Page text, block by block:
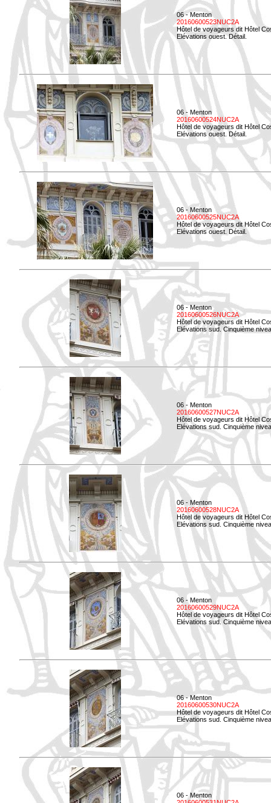
06 - Menton
20160600523NUC2A
Hôtel de voyageurs dit Hôtel
Elévations ouest. Détail.
06 - Menton
20160600524NUC2A
Hôtel de voyageurs dit Hôtel
Elévations ouest. Détail.
06 - Menton
20160600525NUC2A
Hôtel de voyageurs dit Hôtel
Elévations ouest. Détail.
06 - Menton
20160600526NUC2A
Hôtel de voyageurs dit Hôtel
Elévations sud. Cinquième
06 - Menton
20160600527NUC2A
Hôtel de voyageurs dit Hôtel
Elévations sud. Cinquième
06 - Menton
20160600528NUC2A
Hôtel de voyageurs dit Hôtel
Elévations sud. Cinquième
06 - Menton
20160600529NUC2A
Hôtel de voyageurs dit Hôtel
Elévations sud. Cinquième
06 - Menton
20160600530NUC2A
Hôtel de voyageurs dit Hôtel
Elévations sud. Cinquième
06 - Menton